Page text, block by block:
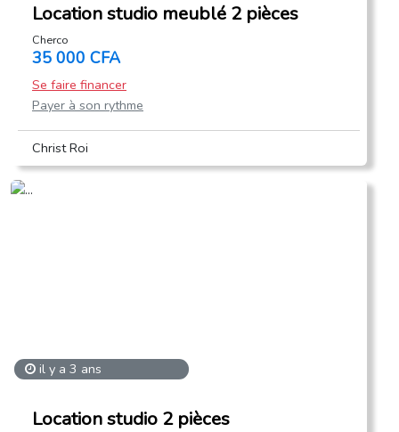
Location studio meublé 2 pièces
Cherco
35 000 CFA
Se faire financer
Payer à son rythme
Christ Roi
il y a 3 ans
Location studio 2 pièces